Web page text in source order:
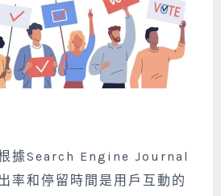
根據Search Engine Journal
率和停留時間是用戶互動的